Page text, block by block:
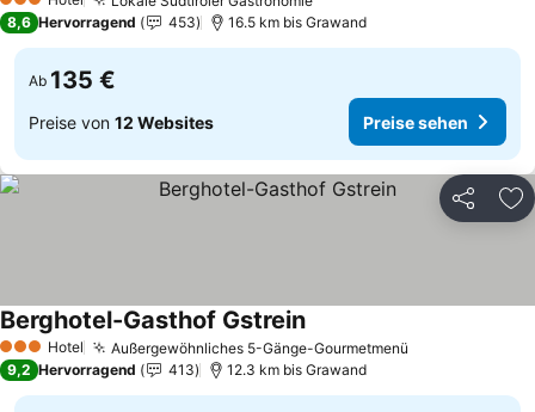
3 Sterne
8,6 Hervorragend 453 16.5 km bis Grawand
Ab 135 €
Preise von 12 Websites Preise sehen
Teilen
3 SterneHotel Außergewöhnliches 5-Gänge-Gourmetmenü
Berghotel-Gasthof Gstrein
9,2 Hervorragend 413 12.3 km bis Grawand